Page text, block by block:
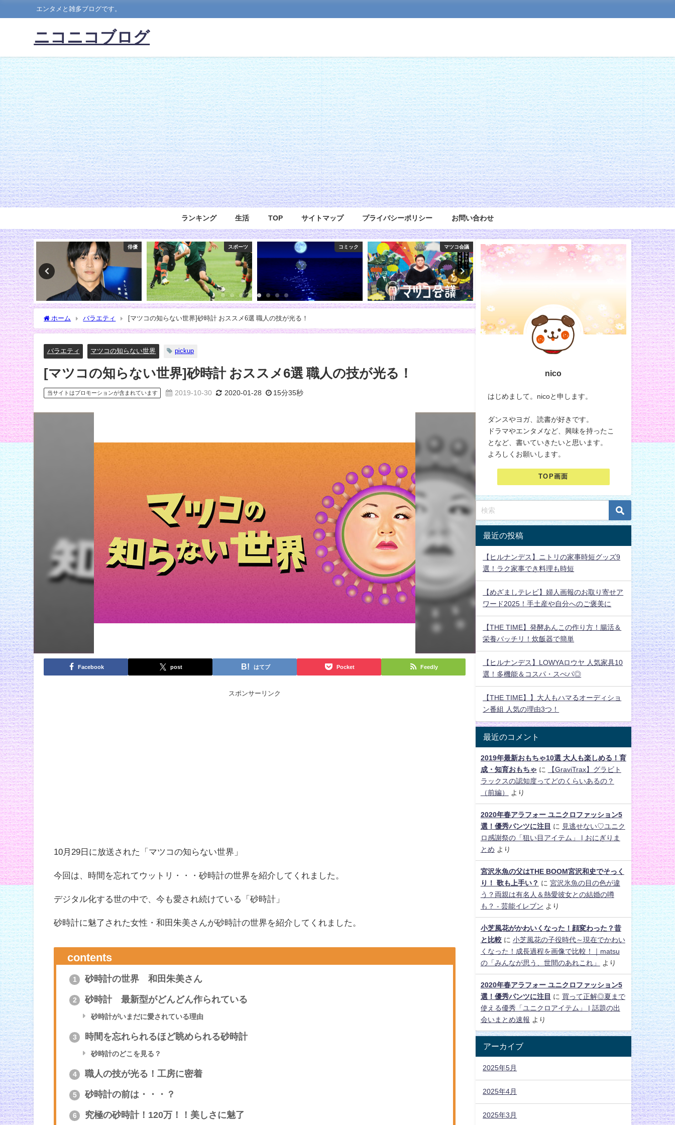
エンタメと雑多ブログです。
ニコニコブログ
ランキング 生活 TOP サイトマップ プライバシーポリシー お問い合わせ
俳優 スポーツ コミック マツコ会議 バラエティ スイーツ ラ
ホーム バラエティ [マツコの知らない世界]砂時計 おススメ6選 職人の技が光る！
バラエティ マツコの知らない世界 pickup
[マツコの知らない世界]砂時計 おススメ6選 職人の技が光る！
当サイトはプロモーションが含まれています 2019-10-30 2020-01-28 15分35秒
Facebook post はてブ Pocket Feedly
スポンサーリンク
10月29日に放送された「マツコの知らない世界」
今回は、時間を忘れてウットリ・・・砂時計の世界を紹介してくれました。
デジタル化する世の中で、今も愛され続けている「砂時計」
砂時計に魅了された女性・和田朱美さんが砂時計の世界を紹介してくれました。
contents
1 砂時計の世界 和田朱美さん
2 砂時計 最新型がどんどん作られている
砂時計がいまだに愛されている理由
3 時間を忘れられるほど眺められる砂時計
砂時計のどこを見る？
4 職人の技が光る！工房に密着
5 砂時計の前は・・・？
6 究極の砂時計！120万！！美しさに魅了
nico
はじめまして。nicoと申します。
ダンスやヨガ、読書が好きです。
ドラマやエンタメなど、興味を持ったこ
となど、書いていきたいと思います。
よろしくお願いします。
TOP画面
最近の投稿
【ヒルナンデス】ニトリの家事時短グッズ9
選！ラク家事でき料理も時短
【めざましテレビ】婦人画報のお取り寄せア
ワード2025！手土産や自分へのご褒美に
【THE TIME】発酵あんこの作り方！腸活＆
栄養バッチリ！炊飯器で簡単
【ヒルナンデス】LOWYAロウヤ 人気家具10
選！多機能＆コスパ・スぺパ◎
【THE TIME】】大人もハマるオーディショ
ン番組 人気の理由3つ！
最近のコメント
2019年最新おもちゃ10選 大人も楽しめる！育
成・知育おもちゃ に
【GraviTrax】グラビト
ラックスの認知度ってどのくらいあるの？
（前編）
より
2020年春アラフォー ユニクロファッション5
選！優秀パンツに注目 に
見逃せない♡ユニク
ロ感謝祭の「狙い目アイテム」 | おにぎりま
とめ より
宮沢氷魚の父はTHE BOOM宮沢和史でそっく
り！ 歌も上手い？ に 宮沢氷魚の目の色が違
う？両親は有名人＆熱愛彼女との結婚の噂
も？ - 芸能イレブン より
小芝風花がかわいくなった！顔変わった？昔
と比較に 小芝風花の子役時代～現在でかわい
くなった！成長過程を画像で比較！｜matsu
の「みんなが思う、世間のあれこれ」
より
2020年春アラフォー ユニクロファッション5
選！優秀パンツに注目 に 買って正解◎夏まで
使える優秀「ユニクロアイテム」 | 話題の出
会いまとめ速報 より
アーカイブ
2025年5月
2025年4月
2025年3月